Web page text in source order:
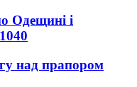
Одещині і
1040
над прапором